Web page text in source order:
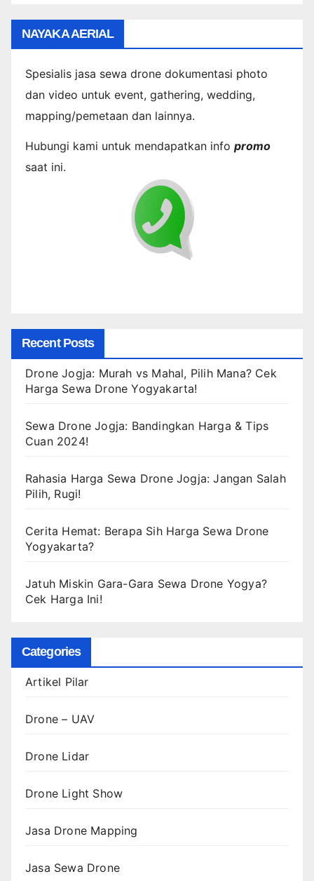
NAYAKA AERIAL
Spesialis jasa sewa drone dokumentasi photo
dan video untuk event, gathering, wedding,
mapping/pemetaan dan lainnya.
Hubungi kami untuk mendapatkan info promo
saat ini.
Recent Posts
Drone Jogja: Murah vs Mahal, Pilih Mana? Cek
Harga Sewa Drone Yogyakarta!
Sewa Drone Jogja: Bandingkan Harga & Tips
Cuan 2024!
Rahasia Harga Sewa Drone Jogja: Jangan Salah
Pilih, Rugi!
Cerita Hemat: Berapa Sih Harga Sewa Drone
Yogyakarta?
Jatuh Miskin Gara-Gara Sewa Drone Yogya?
Cek Harga Ini!
Categories
Artikel Pilar
Drone – UAV
Drone Lidar
Drone Light Show
Jasa Drone Mapping
Jasa Sewa Drone